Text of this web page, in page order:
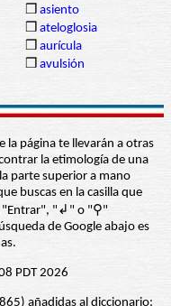
❒ asiento
❒ ateloglosia
❒ aurícula
❒ avulsión
la página te llevarán a otras
la etimología de una
parte superior a mano
buscas en la casilla que
"Entrar", "↲" o "⚲"
de Google abajo es
PDT 2026
añadidas al diccionario: